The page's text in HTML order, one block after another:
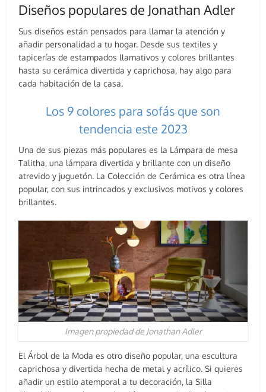
Diseños populares de Jonathan Adler
Sus diseños están pensados para llamar la atención y
añadir personalidad a tu hogar. Desde sus textiles y
tapicerías de estampados llamativos y colores brillantes
hasta su cerámica divertida y caprichosa, hay algo para
cada habitación de la casa.
Los 9 colores para sofás que son
tendencia este 2023
Una de sus piezas más populares es la Lámpara de mesa
Talitha, una lámpara divertida y brillante con un diseño
atrevido y juguetón. La Colección de Cerámica es otra línea
popular, con sus intrincados y exclusivos motivos y colores
brillantes.
Imagen propiedad de Jonathan Adler
El Árbol de la Moda es otro diseño popular, una escultura
caprichosa y divertida hecha de metal y acrílico. Si quieres
añadir un estilo atemporal a tu decoración, la Silla